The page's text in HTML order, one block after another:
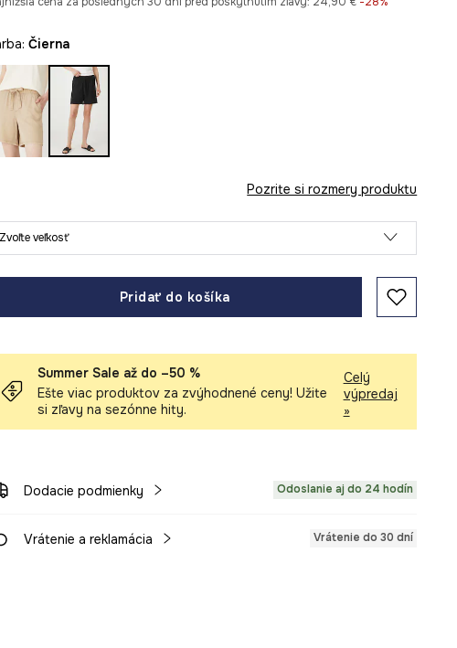
čierna
Pozrite si rozmery produktu
Zvoľte veľkosť
Pridať do košíka
Summer Sale až do –50 %
Ešte viac produktov za zvýhodnené ceny! Užite
si zľavy na sezónne hity.
Celý
výpredaj
»
Dodacie podmienky Odoslanie aj do 24 hodín
Vrátenie a reklamácia Vrátenie do 30 dní